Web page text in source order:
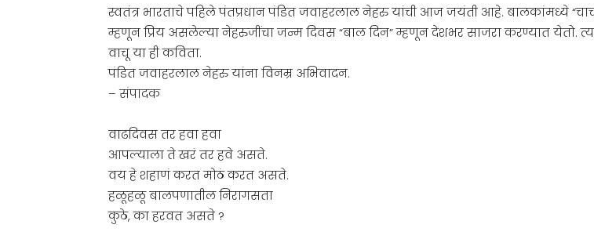
स्वतंत्र भारताचे पहिले पंतप्रधान पंडित जवाहरलाल नेहरु यांची आज जयंती आहे. बालकांमध्ये
म्हणून प्रिय असलेल्या नेहरुजींचा जन्म दिवस “बाल दिन” म्हणून देशभर साजरा करण्यात येतो. त्या
वाचू या ही कविता.
पंडित जवाहरलाल नेहरु यांना विनम्र अभिवादन.
– संपादक
वाढदिवस तर हवा हवा
आपल्याला ते खरं तर हवे असते.
वय हे शहाणं करत मोठं करत असते.
हळूहळू बालपणातील निरागसता
कुठे, का हरवत असते ?